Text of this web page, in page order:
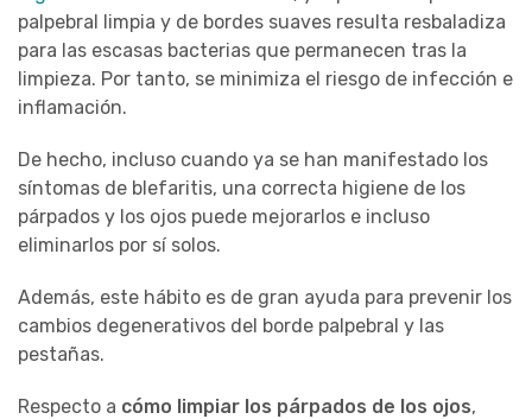
palpebral limpia y de bordes suaves resulta resbaladiza
para las escasas bacterias que permanecen tras la
limpieza. Por tanto, se minimiza el riesgo de infección e
inflamación.
De hecho, incluso cuando ya se han manifestado los
síntomas de blefaritis, una correcta higiene de los
párpados y los ojos puede mejorarlos e incluso
eliminarlos por sí solos.
Además, este hábito es de gran ayuda para prevenir los
cambios degenerativos del borde palpebral y las
pestañas.
Respecto a cómo limpiar los párpados de los ojos,